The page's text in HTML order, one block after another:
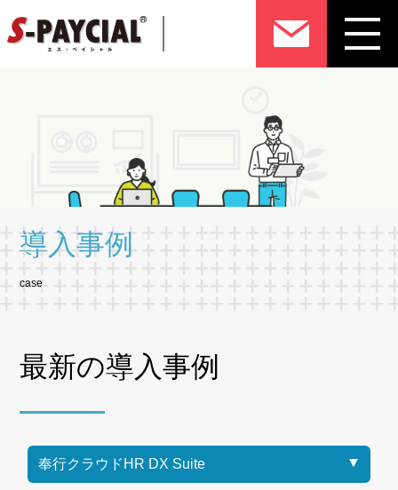
導入事例
case
最新の導入事例